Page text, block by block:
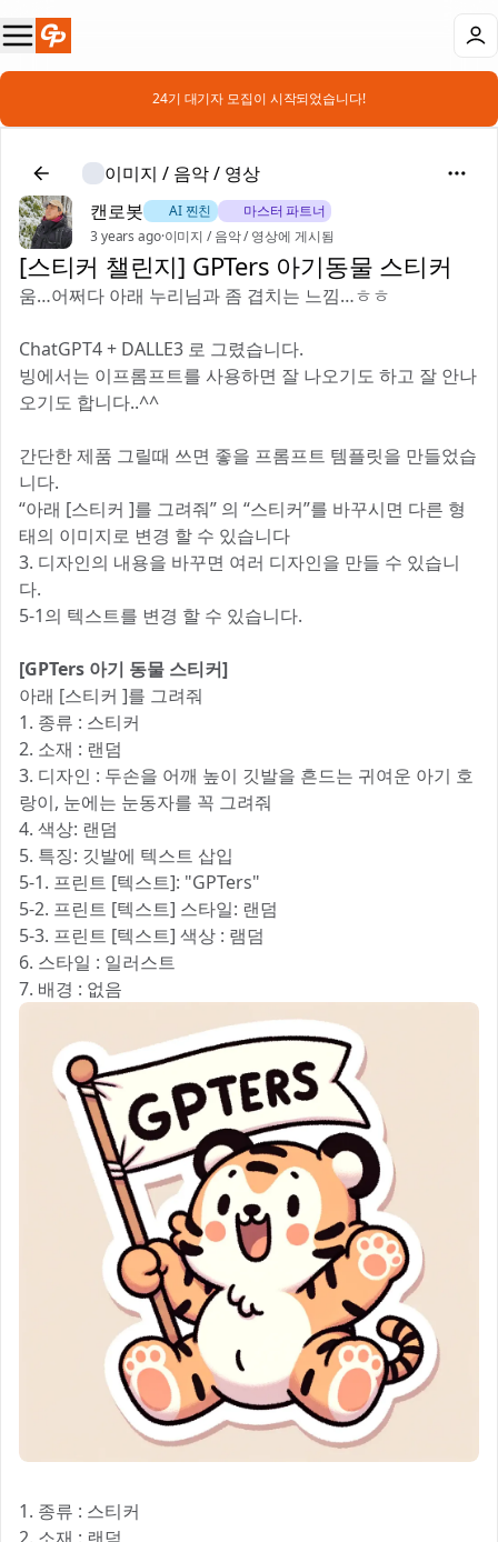
📣 24기 대기자 모집이 시작되었습니다!
이미지 / 음악 / 영상
캔로봇
🐶 AI 찐친
🎖️ 마스터 파트너
3 years ago·이미지 / 음악 / 영상에 게시됨
[스티커 챌린지] GPTers 아기동물 스티커
움…어쩌다 아래 누리님과 좀 겹치는 느낌…ㅎㅎ
ChatGPT4 + DALLE3 로 그렸습니다.
빙에서는 이프롬프트를 사용하면 잘 나오기도 하고 잘 안나
오기도 합니다..^^
간단한 제품 그릴때 쓰면 좋을 프롬프트 템플릿을 만들었습
니다.
“아래 [스티커 ]를 그려줘” 의 “스티커”를 바꾸시면 다른 형
태의 이미지로 변경 할 수 있습니다
3. 디자인의 내용을 바꾸면 여러 디자인을 만들 수 있습니
다.
5-1의 텍스트를 변경 할 수 있습니다.
[GPTers 아기 동물 스티커]
아래 [스티커 ]를 그려줘
1. 종류 : 스티커
2. 소재 : 랜덤
3. 디자인 : 두손을 어깨 높이 깃발을 흔드는 귀여운 아기 호
랑이, 눈에는 눈동자를 꼭 그려줘
4. 색상: 랜덤
5. 특징: 깃발에 텍스트 삽입
5-1. 프린트 [텍스트]: "GPTers"
5-2. 프린트 [텍스트] 스타일: 랜덤
5-3. 프린트 [텍스트] 색상 : 램덤
6. 스타일 : 일러스트
7. 배경 : 없음
1. 종류 : 스티커